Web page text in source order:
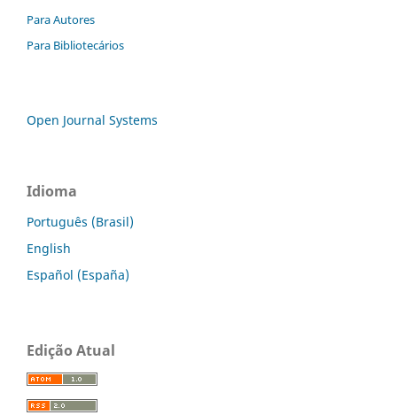
Para Autores
Para Bibliotecários
Open Journal Systems
Idioma
Português (Brasil)
English
Español (España)
Edição Atual